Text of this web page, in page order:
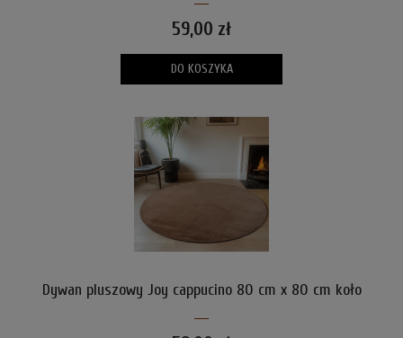
59,00 zł
DO KOSZYKA
Dywan pluszowy Joy cappucino 80 cm x 80 cm koło